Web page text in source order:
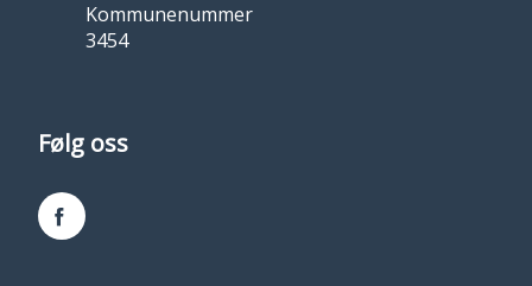
Kommunenummer
3454
Følg oss
Facebook